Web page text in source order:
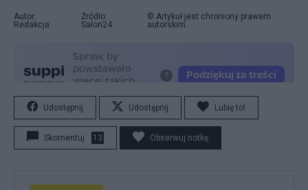
Autor:
Redakcja
Źródło:
Salon24
© Artykuł jest chroniony prawem
autorskim.
Udostępnij Udostępnij Lubię to!
Skomentuj 13 Obserwuj notkę